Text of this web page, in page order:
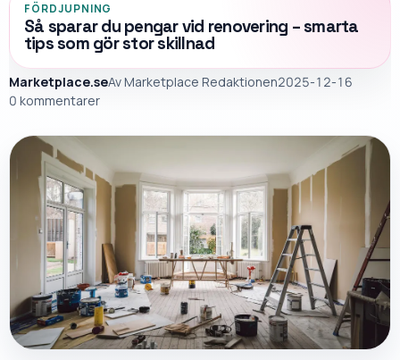
FÖRDJUPNING
Så sparar du pengar vid renovering – smarta
tips som gör stor skillnad
Marketplace.seAvMarketplace Redaktionen2025-12-16
0 kommentarer